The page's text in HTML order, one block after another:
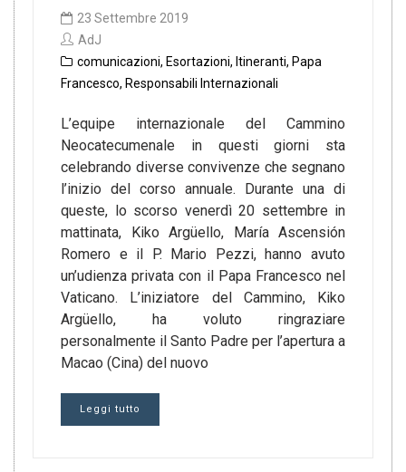
23 Settembre 2019
AdJ
comunicazioni, Esortazioni, Itineranti, Papa
Francesco, Responsabili Internazionali
L’equipe internazionale del Cammino
Neocatecumenale in questi giorni sta
celebrando diverse convivenze che segnano
l’inizio del corso annuale. Durante una di
queste, lo scorso venerdì 20 settembre in
mattinata, Kiko Argüello, María Ascensión
Romero e il P. Mario Pezzi, hanno avuto
un’udienza privata con il Papa Francesco nel
Vaticano. L’iniziatore del Cammino, Kiko
Argüello, ha voluto ringraziare
personalmente il Santo Padre per l’apertura a
Macao (Cina) del nuovo
Leggi tutto